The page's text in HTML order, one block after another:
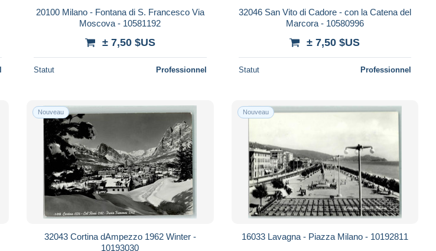
20100 Milano - Fontana di S. Francesco Via
Moscova - 10581192
± 7,50 $US
Statut Professionnel
32046 San Vito di Cadore - con la Catena del
Marcora - 10580996
± 7,50 $US
Statut Professionnel
Nouveau
32043 Cortina dAmpezzo 1962 Winter -
10193030
Nouveau
16033 Lavagna - Piazza Milano - 10192811